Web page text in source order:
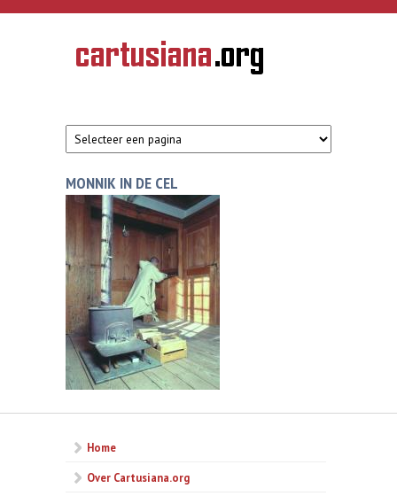
Overslaan en naar de inhoud gaan
CARTUSIANA
Geschiedenis
van de
MONNIK IN DE CEL
Home
Over Cartusiana.org